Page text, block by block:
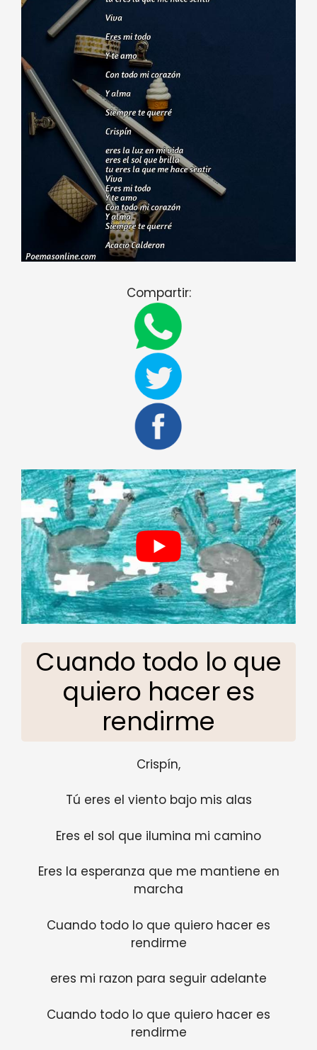
Compartir:
Cuando todo lo que
quiero hacer es
rendirme
Crispín,
Tú eres el viento bajo mis alas
Eres el sol que ilumina mi camino
Eres la esperanza que me mantiene en
marcha
Cuando todo lo que quiero hacer es
rendirme
eres mi razon para seguir adelante
Cuando todo lo que quiero hacer es
rendirme